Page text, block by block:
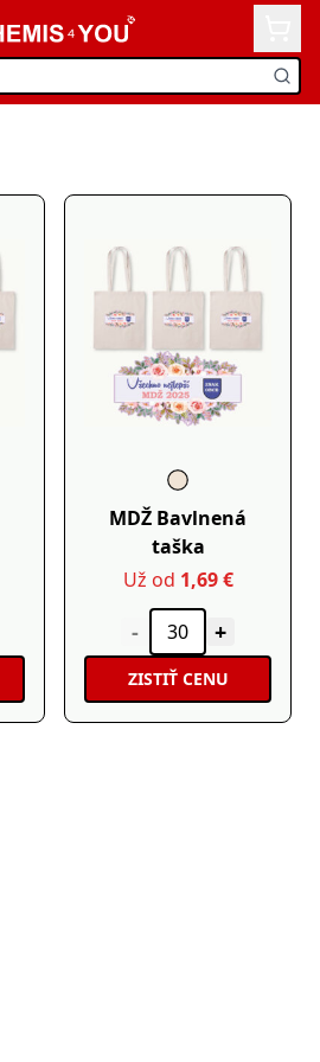
MDŽ Bavlnená
taška
Už od 1,69 €
- +
ZISTIŤ CENU